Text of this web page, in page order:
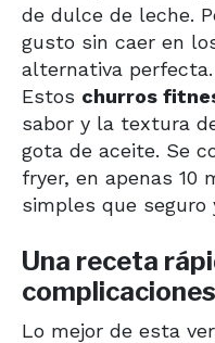
de dulce de leche.
gusto sin caer en
alternativa perfecta.
Estos churros
sabor y la textura
gota de aceite. Se
fryer, en apenas 10
simples que seguro
Una receta
complicaciones
Lo mejor de esta